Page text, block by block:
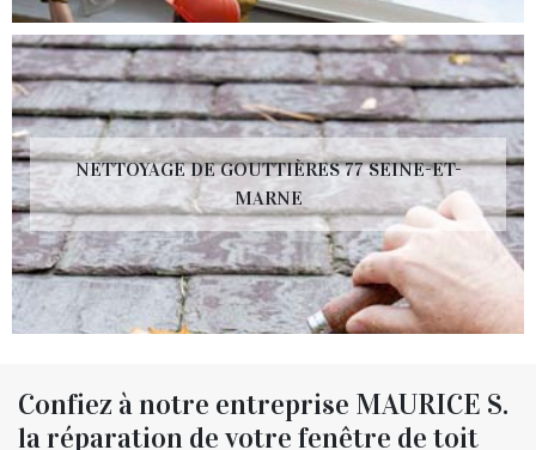
NETTOYAGE DE GOUTTIÈRES 77 SEINE-ET-
MARNE
Confiez à notre entreprise MAURICE S.
la réparation de votre fenêtre de toit